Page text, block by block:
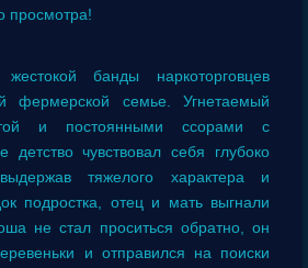
просмотра!
банды наркоторговцев
фермерской семье. Угнетаемый
и постоянными ссорами с
детство чувствовал себя глубоко
тяжелого характера и
подростка, отец и мать выгнали
не стал проситься обратно, он
и отправился на поиски